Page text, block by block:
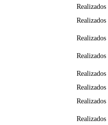
Realizados
Realizados
Realizados
Realizados
Realizados
Realizados
Realizados
Realizados